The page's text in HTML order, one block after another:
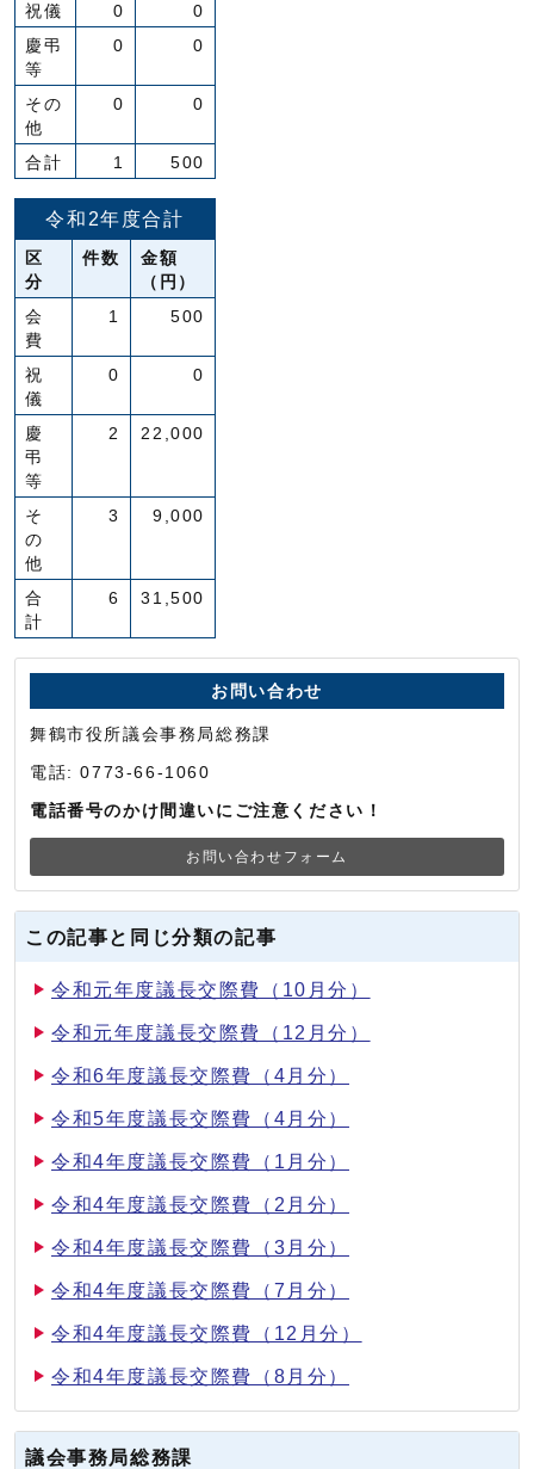
祝儀
0
0
慶弔
等
0 0
その
他
0 0
合計 1 500
令和2年度合計
区
分
件数
金額
（円）
会
費
1 500
祝
儀
0 0
慶
弔
等
2 22,000
そ
の
他
3 9,000
合
計
6 31,500
お問い合わせ
舞鶴市役所議会事務局総務課
電話: 0773-66-1060
電話番号のかけ間違いにご注意ください！
お問い合わせフォーム
この記事と同じ分類の記事
令和元年度議長交際費（10月分）
令和元年度議長交際費（12月分）
令和6年度議長交際費（4月分）
令和5年度議長交際費（4月分）
令和4年度議長交際費（1月分）
令和4年度議長交際費（2月分）
令和4年度議長交際費（3月分）
令和4年度議長交際費（7月分）
令和4年度議長交際費（12月分）
令和4年度議長交際費（8月分）
議会事務局総務課